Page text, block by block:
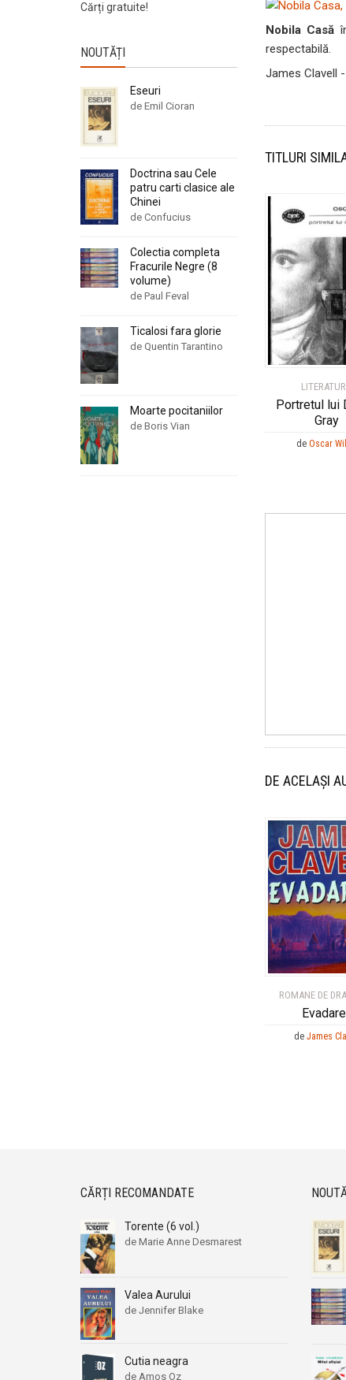
Nobila Casă
respectabilă.
James Clavell -
TITLURI
Portretul lui
Gray
deOscar
DE ACELAȘI
ROMANE DE
de James
Cărți gratuite!
NOUTĂȚI
Eseuri
de Emil Cioran
Doctrina sau Cele
patru carti clasice ale
Chinei
de Confucius
Colectia completa
Fracurile Negre (8
volume)
de Paul Feval
Ticalosi fara glorie
de Quentin Tarantino
Moarte pocitaniilor
de Boris Vian
CĂRȚI RECOMANDATE
Torente (6 vol.)
de Marie Anne Desmarest
Valea Aurului
de Jennifer Blake
Cutia neagra
de Amos Oz